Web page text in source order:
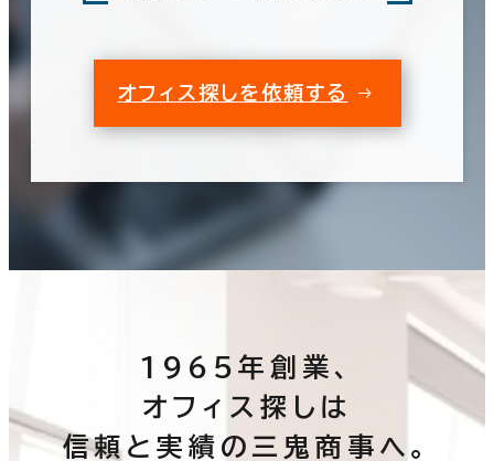
オフィス探しを依頼する
1965年創業、
オフィス探しは
信頼と実績の三鬼商事へ。